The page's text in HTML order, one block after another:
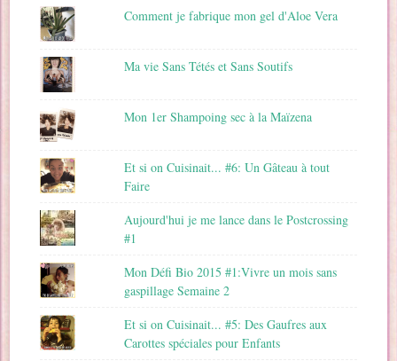
Comment je fabrique mon gel d'Aloe Vera
Ma vie Sans Tétés et Sans Soutifs
Mon 1er Shampoing sec à la Maïzena
Et si on Cuisinait... #6: Un Gâteau à tout
Faire
Aujourd'hui je me lance dans le Postcrossing
#1
Mon Défi Bio 2015 #1:Vivre un mois sans
gaspillage Semaine 2
Et si on Cuisinait... #5: Des Gaufres aux
Carottes spéciales pour Enfants